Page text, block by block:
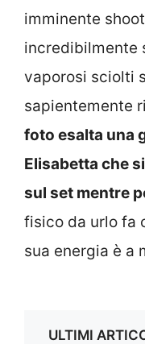
imminente
incredibilmente
vaporosi sciolti
sapientemente
foto esalta una
Elisabetta che
sul set mentre
fisico da urlo fa
sua energia è a
ULTIMI